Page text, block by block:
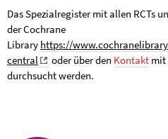
Das Spezialregister mit allen RCTs
der Cochrane
Library https://
central
oder über den Kontakt mit
durchsucht werden.